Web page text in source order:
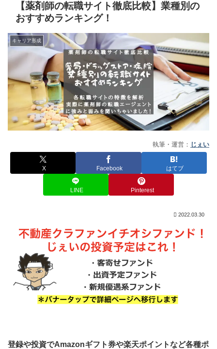
【薬剤師の転職サイト徹底比較】業種別の
おすすめランキング！
キャリア形成
執筆・運営： じぇい
X Facebook はてブ
LINE Pinterest
2022.03.30
登録や投資でAmazonギフト券や楽天ポイントなど各種ポ